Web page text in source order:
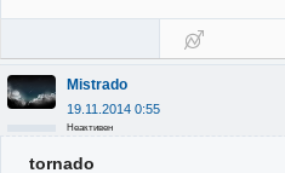
Mistrado
19.11.2014 0:55
Неактивен
tornado